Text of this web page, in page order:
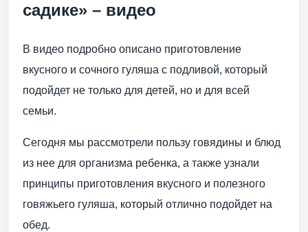
садике» – видео
В видео подробно описано приготовление
вкусного и сочного гуляша с подливой, который
подойдет не только для детей, но и для всей
семьи.
Сегодня мы рассмотрели пользу говядины и блюд
из нее для организма ребенка, а также узнали
принципы приготовления вкусного и полезного
говяжьего гуляша, который отлично подойдет на
обед.